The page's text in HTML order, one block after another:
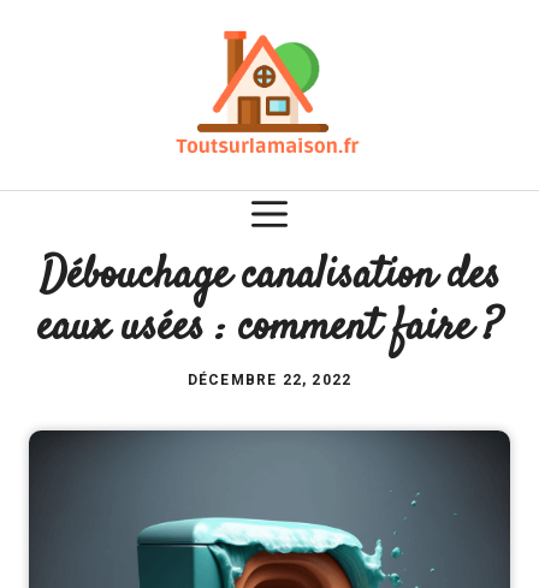
Débouchage canalisation des
eaux usées : comment faire ?
DÉCEMBRE 22, 2022